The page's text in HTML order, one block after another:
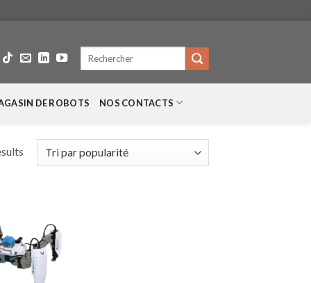
Recherche
DE ROBOTS NOS CONTACTS